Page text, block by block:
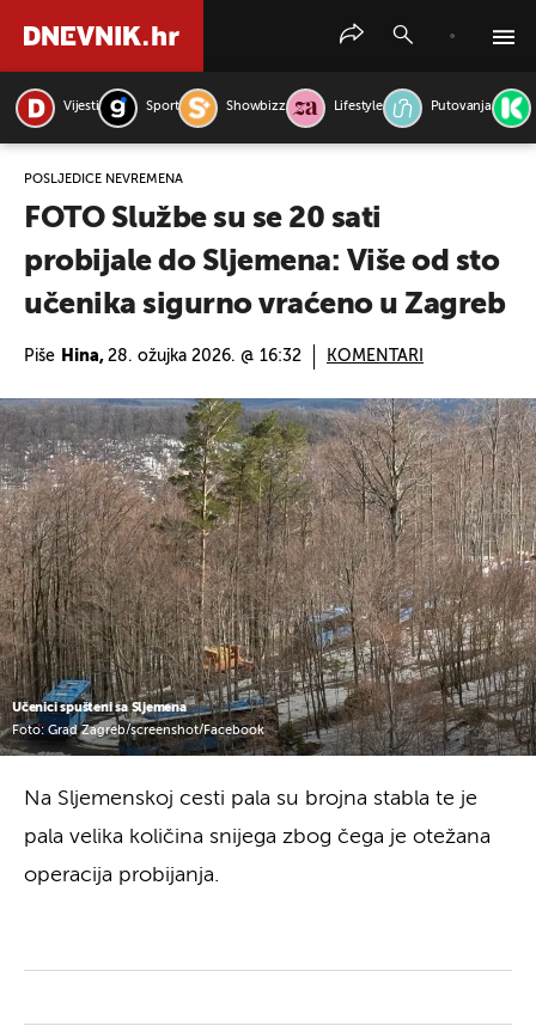
Vijesti Sport Showbizz Lifestyle Putovanja
POSLJEDICE NEVREMENA
FOTO Službe su se 20 sati
probijale do Sljemena: Više od sto
učenika sigurno vraćeno u Zagreb
Piše Hina, 28. ožujka 2026. @ 16:32 KOMENTARI
Učenici spušteni sa Sljemena
Foto: Grad Zagreb/screenshot/Facebook
Na Sljemenskoj cesti pala su brojna stabla te je
pala velika količina snijega zbog čega je otežana
operacija probijanja.
PRETRAŽITE VIJESTI